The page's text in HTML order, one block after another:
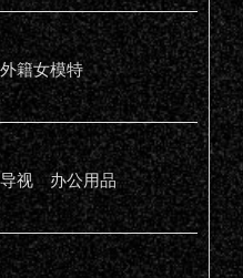
外籍女模特
视
办公用品